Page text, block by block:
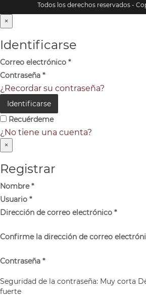
Todos los derechos reservados -
×
Identificarse
Correo electrónico *
Contraseña *
¿Recordar su contraseña?
Identificarse
Recuérdeme
¿No tiene una cuenta?
×
Registrar
Nombre*
Usuario *
Dirección de correo electrónico *
Confirme la dirección de correo
Contraseña *
Seguridad de la contraseña: Muy corta
fuerte